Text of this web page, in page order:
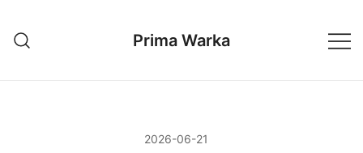
treści
Prima Warka
2026-06-21